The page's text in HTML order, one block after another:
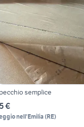
semplice
€
nell'Emilia (RE)